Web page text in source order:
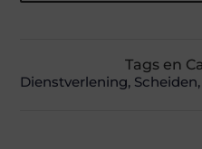
Tags en
Dienstverlening, Scheiden,